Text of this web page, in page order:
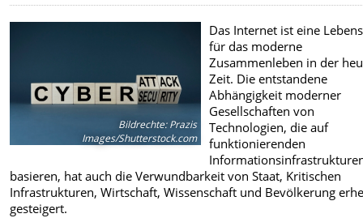
Bildrechte:Prazis
Images/Shutterstock.com
Das Internet ist eine
für das moderne
Zusammenleben in der
Zeit. Die entstandene
Abhängigkeit moderner
Gesellschaften von
Technologien, die auf
funktionierenden
basieren, hat auch die Verwundbarkeit von Staat, Kritischen
Infrastrukturen, Wirtschaft, Wissenschaft und Bevölkerung
gesteigert.